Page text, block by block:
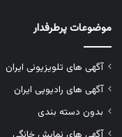
موضوعات پرطرفدار
آگهی های تلویزیونی ایران
آگهی های رادیویی ایران
بدون دسته بندی